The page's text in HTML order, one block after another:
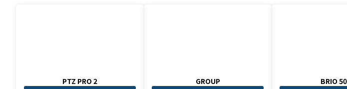
PTZ PRO 2
GROUP
BRIO